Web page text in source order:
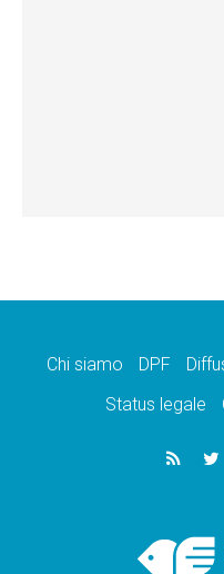
Chi siamo DPF
Status legale